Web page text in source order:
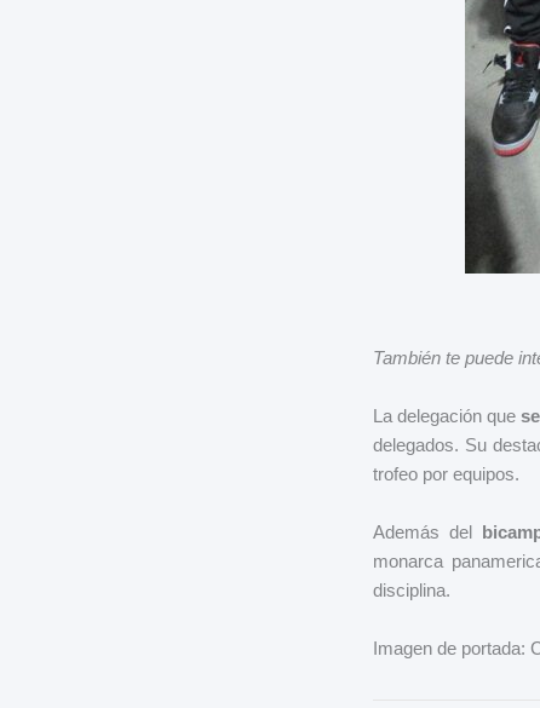
También te puede
La delegación que
delegados. Su
trofeo por equipos.
Además del
monarca
disciplina.
Imagen de portada: